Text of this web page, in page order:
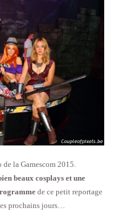
la Gamescom 2015.
beaux cosplays et une
de ce petit reportage
prochains jours…